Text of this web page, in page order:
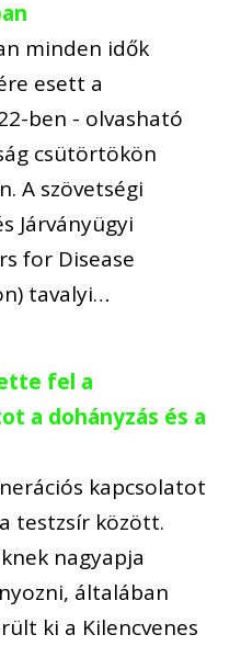
minden idők
esett a
ben - olvasható
csütörtökön
A szövetségi
Járványügyi
for Disease
tavalyi…
fel a
a dohányzás és a
kapcsolatot
testzsír között.
nagyapja
általában
ki a Kilencvenes